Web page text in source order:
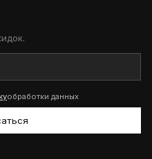
обработки данных